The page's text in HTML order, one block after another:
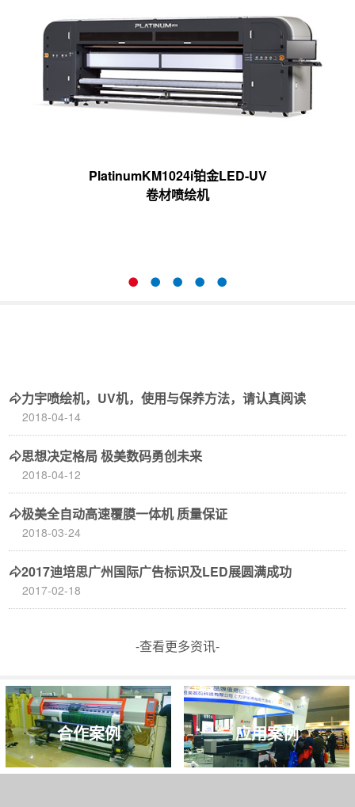
PlatinumKM1024i铂金LED-UV
卷材喷绘机
力宇喷绘机，UV机，使用与保养方法，请认真阅读
2018-04-14
思想决定格局 极美数码勇创未来
2018-04-12
极美全自动高速覆膜一体机 质量保证
2018-03-24
2017迪培思广州国际广告标识及LED展圆满成功
2017-02-18
-查看更多资讯-
合作案例 应用案例